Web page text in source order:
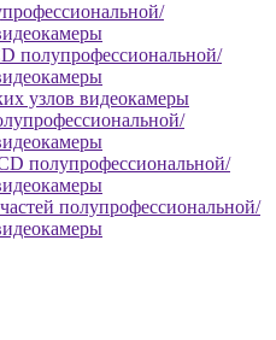
полупрофессиональной/
узлов видеокамеры
полупрофессиональной/
полупрофессиональной/